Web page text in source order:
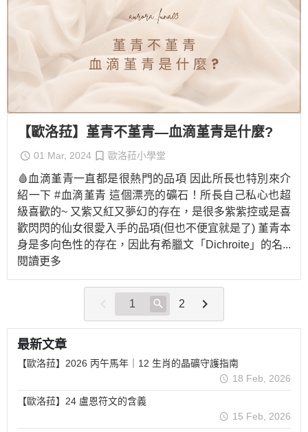
【歐洛菈】堇青不堇青—血滴堇青是什麼?
01 Mar, 2024 歐洛菈小學堂
🩸血滴堇青一直都是很熱門的品項 因此所長也特別來介
紹一下 #血滴堇青 這個漂亮的礦石！所長自己私心也超
級喜歡的~ 又紫又紅又夢幻的存在，是很多紫紫控或是喜
歡閃閃的仙女很愛入手的品項(但也不便宜就是了) 堇青本
身是多向色性的存在，因此有希臘文「Dichroite」的名...
閱讀更多
2
最新文章
【歐洛菈】2026 丙午馬年｜12 生肖的晶礦守護指南
18 Feb, 2026
【歐洛菈】24 盧恩符文的含義
15 Feb, 2026